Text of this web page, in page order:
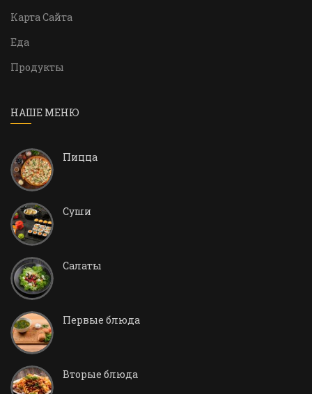
Карта Сайта
Еда
Продукты
НАШЕ МЕНЮ
Пицца
Суши
Салаты
Первые блюда
Вторые блюда